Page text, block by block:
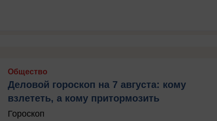
Общество
Деловой гороскоп на 7 августа: кому
взлететь, а кому притормозить
Гороскоп